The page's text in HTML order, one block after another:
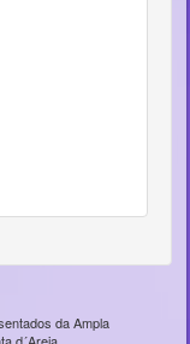
da Ampla
d´Areia